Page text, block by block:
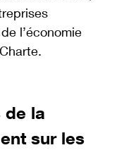
l’économie
de la
sur les